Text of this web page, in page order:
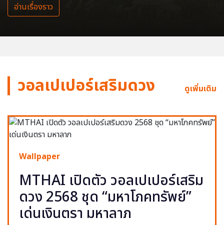
อ่านเรื่องราว
วอลเปเปอร์เสริมดวง ดูเพิ่มเติม
Wallpaper
MTHAI เปิดตัว วอลเปเปอร์เสริม
ดวง 2568 ชุด “มหาโภคทรัพย์”
เด่นเงินตรา มหาลาภ